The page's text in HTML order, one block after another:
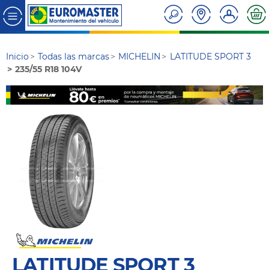
Inicio Todas las marcas MICHELIN
LATITUDE SPORT 3
235/55 R18 104V
LATITUDE SPORT 3